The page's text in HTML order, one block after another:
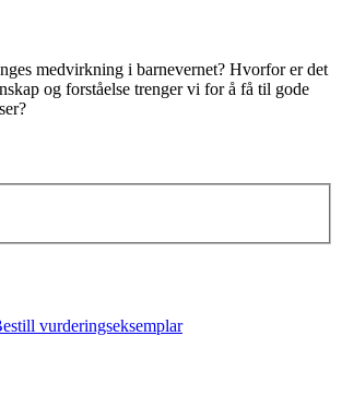
medvirkning i barnevernet? Hvorfor er det
og forståelse trenger vi for å få til gode
vurderingseksemplar